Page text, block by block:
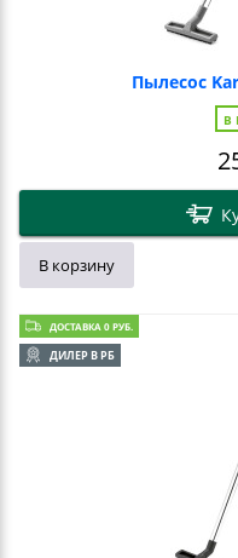
Пылесос
В
В корзину
ДОСТАВКА 0 РУБ.
ДИЛЕР В РБ